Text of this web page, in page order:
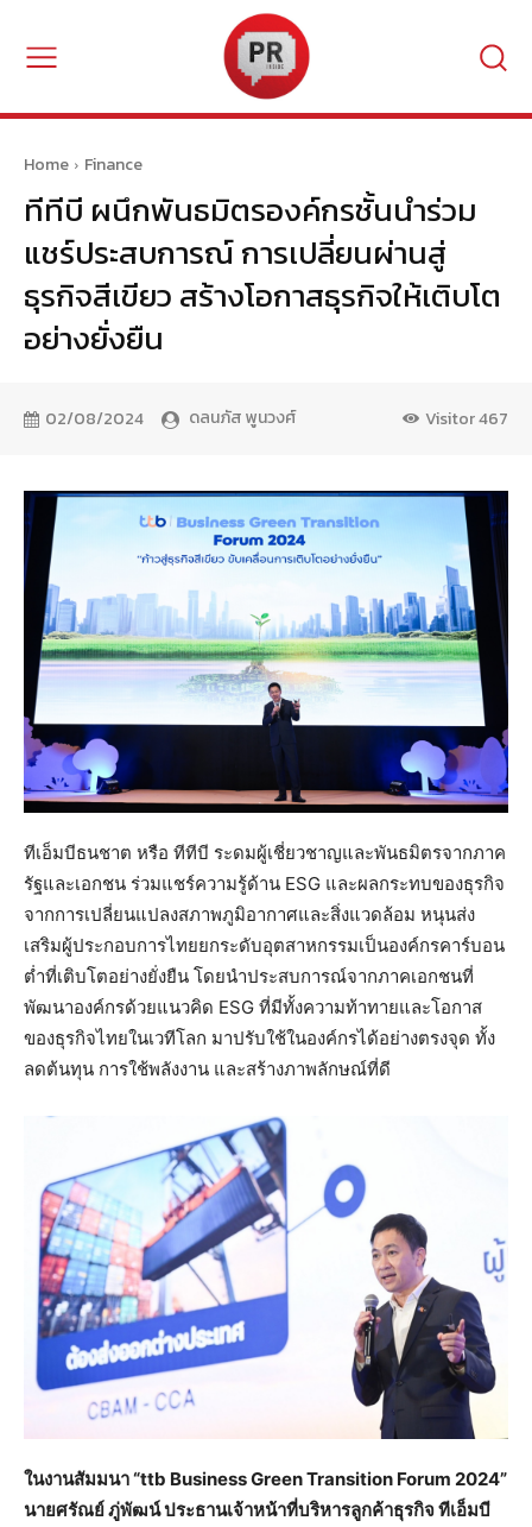
Home Finance
ทีทีบี ผนึกพันธมิตรองค์กรชั้นนำร่วม
แชร์ประสบการณ์ การเปลี่ยนผ่านสู่
ธุรกิจสีเขียว สร้างโอกาสธุรกิจให้เติบโต
อย่างยั่งยืน
02/08/2024 ดลนภัส พูนวงศ์ Visitor467
ทีเอ็มบีธนชาต หรือ ทีทีบี ระดมผู้เชี่ยวชาญและพันธมิตรจากภาค
รัฐและเอกชน ร่วมแชร์ความรู้ด้าน ESG และผลกระทบของธุรกิจ
จากการเปลี่ยนแปลงสภาพภูมิอากาศและสิ่งแวดล้อม หนุนส่ง
เสริมผู้ประกอบการไทยยกระดับอุตสาหกรรมเป็นองค์กรคาร์บอน
ต่ำที่เติบโตอย่างยั่งยืน โดยนำประสบการณ์จากภาคเอกชนที่
พัฒนาองค์กรด้วยแนวคิด ESG ที่มีทั้งความท้าทายและโอกาส
ของธุรกิจไทยในเวทีโลก มาปรับใช้ในองค์กรได้อย่างตรงจุด ทั้ง
ลดต้นทุน การใช้พลังงาน และสร้างภาพลักษณ์ที่ดี
ในงานสัมมนา “ttb Business Green Transition Forum 2024”
นายศรัณย์ ภู่พัฒน์ ประธานเจ้าหน้าที่บริหารลูกค้าธุรกิจ ทีเอ็มบี